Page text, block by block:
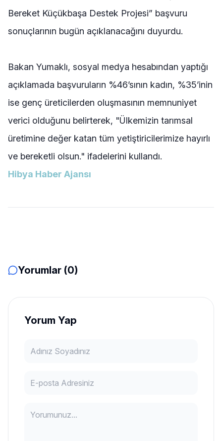
Bereket Küçükbaşa Destek Projesi” başvuru
sonuçlarının bugün açıklanacağını duyurdu.
Bakan Yumaklı, sosyal medya hesabından yaptığı
açıklamada başvuruların %46’sının kadın, %35’inin
ise genç üreticilerden oluşmasının memnuniyet
verici olduğunu belirterek, "Ülkemizin tarımsal
üretimine değer katan tüm yetiştiricilerimize hayırlı
ve bereketli olsun." ifadelerini kullandı.
Hibya Haber Ajansı
Yorumlar (0)
Yorum Yap